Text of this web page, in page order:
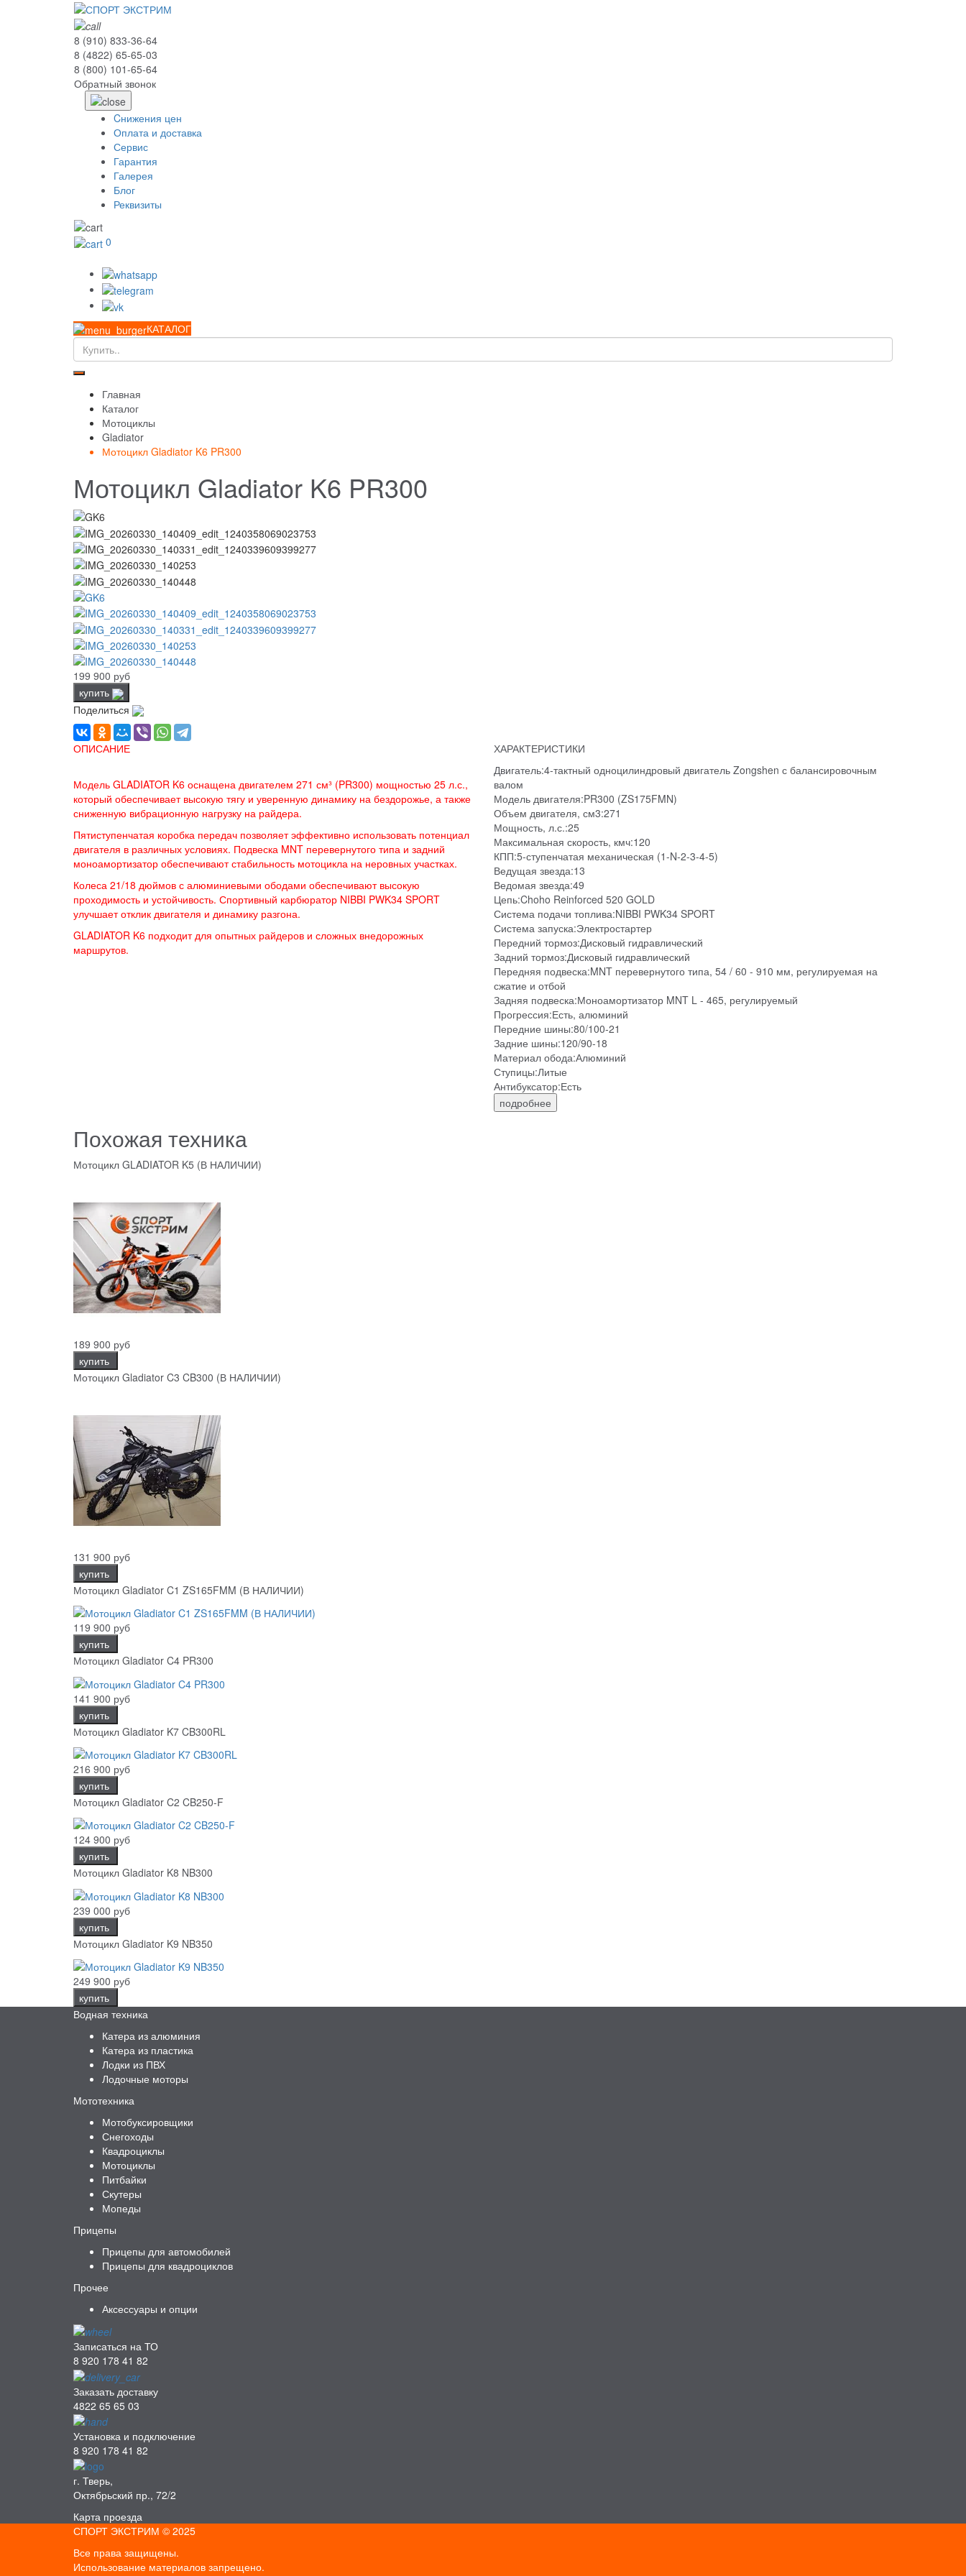
8 (910) 833-36-64
8 (4822) 65-65-03
8 (800) 101-65-64
Обратный звонок
Cнижения цен
Оплата и доставка
Сервис
Гарантия
Галерея
Блог
Реквизиты
0
КАТАЛОГ
Главная
Каталог
Мотоциклы
Gladiator
Мотоцикл Gladiator K6 PR300
Мотоцикл Gladiator K6 PR300
199 900 руб
купить
Поделиться
ОПИСАНИЕ
Модель GLADIATOR K6 оснащена двигателем 271 см³ (PR300) мощностью 25 л.с.,
который обеспечивает высокую тягу и уверенную динамику на бездорожье, а также
сниженную вибрационную нагрузку на райдера.
Пятиступенчатая коробка передач позволяет эффективно использовать потенциал
двигателя в различных условиях. Подвеска MNT перевернутого типа и задний
моноамортизатор обеспечивают стабильность мотоцикла на неровных участках.
Колеса 21/18 дюймов с алюминиевыми ободами обеспечивают высокую
проходимость и устойчивость. Спортивный карбюратор NIBBI PWK34 SPORT
улучшает отклик двигателя и динамику разгона.
GLADIATOR K6 подходит для опытных райдеров и сложных внедорожных
маршрутов.
ХАРАКТЕРИСТИКИ
Двигатель:4-тактный одноцилиндровый двигатель Zongshen с балансировочным
валом
Модель двигателя:PR300 (ZS175FMN)
Объем двигателя, см3:271
Мощность, л.с.:25
Максимальная скорость, кмч:120
КПП:5-ступенчатая механическая (1-N-2-3-4-5)
Ведущая звезда:13
Ведомая звезда:49
Цепь:Choho Reinforced 520 GOLD
Система подачи топлива:NIBBI PWK34 SPORT
Система запуска:Электростартер
Передний тормоз:Дисковый гидравлический
Задний тормоз:Дисковый гидравлический
Передняя подвеска:MNT перевернутого типа, 54 / 60 - 910 мм, регулируемая на
сжатие и отбой
Задняя подвеска:Моноамортизатор MNT L - 465, регулируемый
Прогрессия:Есть, алюминий
Передние шины:80/100-21
Задние шины:120/90-18
Материал обода:Алюминий
Ступицы:Литые
Антибуксатор:Есть
подробнее
Похожая техника
Мотоцикл GLADIATOR K5 (В НАЛИЧИИ)
189 900 руб
купить
Мотоцикл Gladiator C3 CB300 (В НАЛИЧИИ)
131 900 руб
купить
Мотоцикл Gladiator C1 ZS165FMM (В НАЛИЧИИ)
119 900 руб
купить
Мотоцикл Gladiator C4 PR300
141 900 руб
купить
Мотоцикл Gladiator K7 CB300RL
216 900 руб
купить
Мотоцикл Gladiator C2 CB250-F
124 900 руб
купить
Мотоцикл Gladiator K8 NB300
239 000 руб
купить
Мотоцикл Gladiator K9 NB350
249 900 руб
купить
Водная техника
Катера из алюминия
Катера из пластика
Лодки из ПВХ
Лодочные моторы
Мототехника
Мотобуксировщики
Снегоходы
Квадроциклы
Мотоциклы
Питбайки
Скутеры
Мопеды
Прицепы
Прицепы для автомобилей
Прицепы для квадроциклов
Прочее
Аксессуары и опции
Записаться на ТО
8 920 178 41 82
Заказать доставку
4822 65 65 03
Установка и подключение
8 920 178 41 82
г. Тверь,
Октябрьский пр., 72/2
Карта проезда
СПОРТ ЭКСТРИМ © 2025
Все права защищены.
Использование материалов запрещено.